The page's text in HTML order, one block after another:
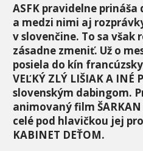
ASFK pravidelne
a medzi nimi aj
v slovenčine. To sa
zásadne zmeniť. Už o
posiela do kín
VEĽKÝ ZLÝ LIŠIAK A INÉ
slovenským dabingom.
animovaný film
celé pod hlavičkou jej
KABINET DEŤOM.